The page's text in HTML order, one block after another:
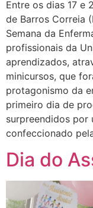
Entre os dias 17 e
de Barros Correia
Semana da
profissionais da
aprendizados,
minicursos, que
protagonismo da
primeiro dia de
surpreendidos por
confeccionado
Dia do